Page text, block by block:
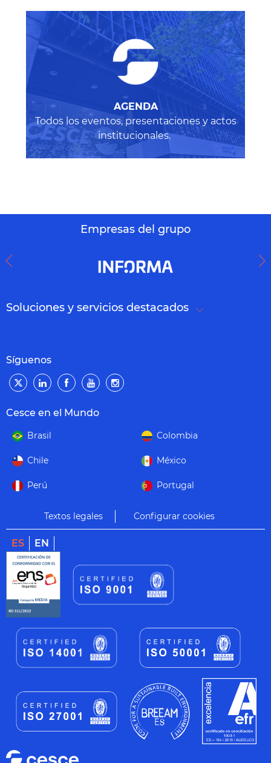
AGENDA
Todos los eventos, presentaciones y actos
institucionales.
Empresas del grupo
Soluciones y servicios destacados
Síguenos
Cesce en el Mundo
Brasil Colombia
Chile México
Perú Portugal
Textos legales Configurar cookies
ES EN